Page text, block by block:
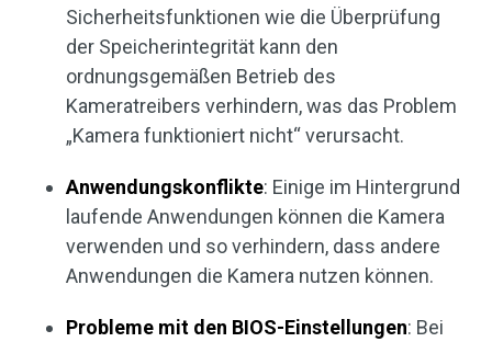
Sicherheitsfunktionen wie die Überprüfung
der Speicherintegrität kann den
ordnungsgemäßen Betrieb des
Kameratreibers verhindern, was das Problem
„Kamera funktioniert nicht“ verursacht.
Anwendungskonflikte: Einige im Hintergrund
laufende Anwendungen können die Kamera
verwenden und so verhindern, dass andere
Anwendungen die Kamera nutzen können.
Probleme mit den BIOS-Einstellungen: Bei